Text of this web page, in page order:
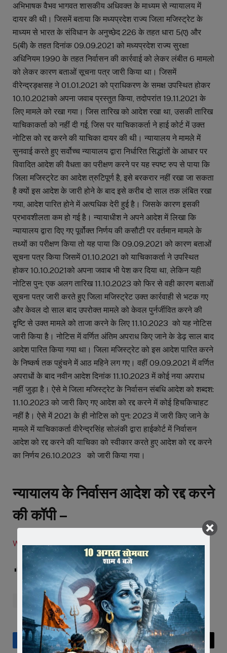
अभिभाषक वैभव भागवत शासकीय अधिवक्त के माध्यम से न्यायालय में
दायर की थी। जिसमें बताया कि मध्यप्रदेश राज्य जिला मजिस्ट्रेट के
माध्यम से भारत के संविधान के अनुच्छेद 226 के तहत धारा 5(ए) और
5(बी) के तहत दिनांक 09.09.2021 को मध्यप्रदेश राज्य सुरक्षा
अधिनियम 1990 के तहत निर्वासन की कार्रवाई को लेकर लंबीत 6 मामलो
को लेकर कारण बताओं सूचना पत्र जारी किया था। जिसमें
वीरेन्द्रङ्क्षसह ने 01.01.2021 को प्राधिकरण के समक्ष उपस्थित होकर
10.10.2021को अपना जवाब प्रस्तुत किया, तदोपरांत 19.11.2021 के
लिए मामले को रखा गया। जिस तारिख को आदेश रखा था, उसकी तारिख
याचिकाकर्ता को नहीं दी गई, जिस पर याचिकाकर्ता ने हाई कोर्ट में उक्त
नोटिस को रद्द करने की याचिका दायर की थी। न्यायालय ने मामले में
सुनवाई करते हुए सर्वोच्च न्यायालय द्वारा निर्धारित सिद्धांतों के आधार पर
विवादित आदेश की वैधता का परीक्षण करने पर यह स्पष्ट रुप से पाया कि
जिला मजिस्ट्रेट का आदेश त्रुटिपूर्ण है, इसे बरकरार नहीं रखा जा सकता
है क्यों इस आदेश के जारी होने के बाद इसे करीब दो साल तक लंबित रखा
गया, आदेश पारित होने में अत्यधिक देरी हुई है। जिसके कारण इसकी
प्रभावशीलता कम हो गई है। न्यायाधीश ने अपने आदेश में लिखा कि
न्यायालय द्वारा दिए गए पूर्वोक्त निर्णय की कसौटी पर वर्तमान मामले के
तथ्यों का परीक्षण किया तो यह पाया कि 09.09.2021 को कारण बताओं
सूचना पत्र किया जिसमें 01.10.2021 को याचिकाकर्ता ने उपस्थित
होकर 10.10.2021को अपना जवाब भी पेश कर दिया था, लेकिन यही
नोटिस पुन: एक अलग तारिख 11.10.2023 को फिर से वही कारण बताओं
सूचना पत्र जारी करते हुए जिला मजिस्ट्रेट उक्त कार्रवाही से भटक गए
और केवल दो साल बाद उपरोक्त मामले को केवल पुर्नर्जीवित करने की
दृ़ष्टि से उक्त मामले को ताजा करने के लिए 11.10.2023 को यह नोटिस
जारी किया है। नोटिस में वर्णित अंतिम अपराध किए जाने के डेढ़ साल बाद
आदेश पारित किया गया था। जिला मजिस्ट्रेट को इस आदेश पारित करने
के निष्कर्ष तक पहुंचने में आठ महिने लग गए। वहीं 09.09.2021 में वर्णित
अपराधों के बाद नवीन आदेश दिनांक 11.10.2023 में कोई नया अपराध
नहीं जुड़ा है। ऐसे मे जिला मजिस्ट्रेट के निर्वासन संबधि आदेश को शब्दश:
11.10.2023 को जारी किए गए आदेश को रद्द करने में कोई हिचकिचाहट
नहीं है। ऐसे में 2021 के ही नोटिस को पुन: 2023 में जारी किए जाने के
मामले में याचिकाकर्ता वीरेन्द्रसिंह सोलंकी द्वारा हाईकोर्ट में निर्वासन
आदेश को रद्द करने की याचिका को स्वीकार करते हुए आदेश को रद्द करने
का निर्णय 26.10.2023 को जारी किया गया।
न्यायालय के निर्वासन आदेश को रद्द करने
की कॉपी –
WP_26479_2023_FinalOrder_26-Oct-2023 (1)
Post Views: 191
FacebookTwitter PinterestLinkedInTumblr TelegramEmail